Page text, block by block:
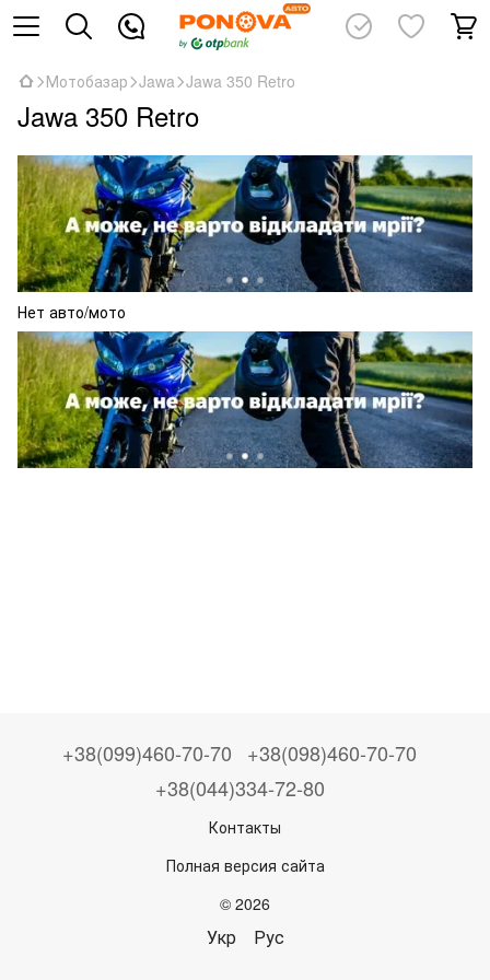
Мотобазар Jawa Jawa 350 Retro
Jawa 350 Retro
Нет авто/мото
+38(099)460-70-70
+38(098)460-70-70
+38(044)334-72-80
Контакты
Полная версия сайта
© 2026
Укр Рус